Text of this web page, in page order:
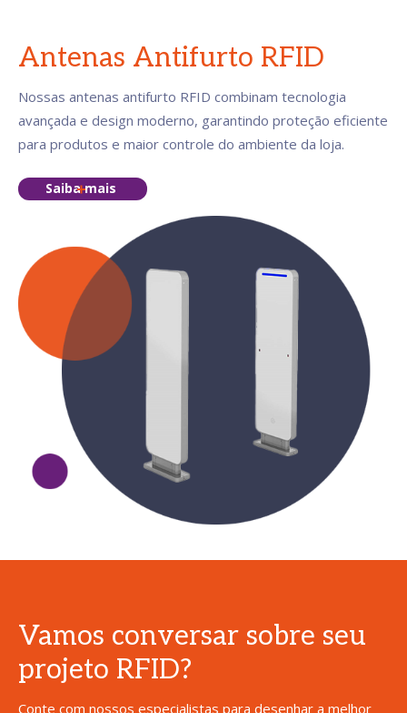
Antenas Antifurto RFID
Nossas antenas antifurto RFID combinam tecnologia
avançada e design moderno, garantindo proteção eficiente
para produtos e maior controle do ambiente da loja.
Saiba mais
Vamos conversar sobre seu
projeto RFID?
Conte com nossos especialistas para desenhar a melhor